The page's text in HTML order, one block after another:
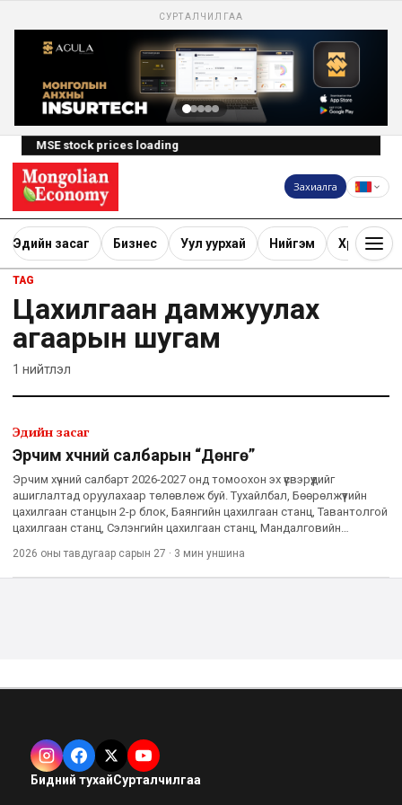
СУРТАЛЧИЛГАА
MSE stock prices loading
Захиалга
Эдийн засаг Бизнес Уул уурхай Нийгэм Хөрөнгө
TAG
Цахилгаан дамжуулах
агаарын шугам
1 нийтлэл
Эдийн засаг
Эрчим хүчний салбарын “Дөнгө”
Эрчим хүчний салбарт 2026-2027 онд томоохон эх үүсвэрүүдийг
ашиглалтад оруулахаар төлөвлөж буй. Тухайлбал, Бөөрөлжүүтийн
цахилгаан станцын 2-р блок, Баянгийн цахилгаан станц, Тавантолгой
цахилгаан станц, Сэлэнгийн цахилгаан станц, Мандалговийн
2026 оны тавдугаар сарын 27 · 3 мин уншина
Бидний тухайСурталчилгаа